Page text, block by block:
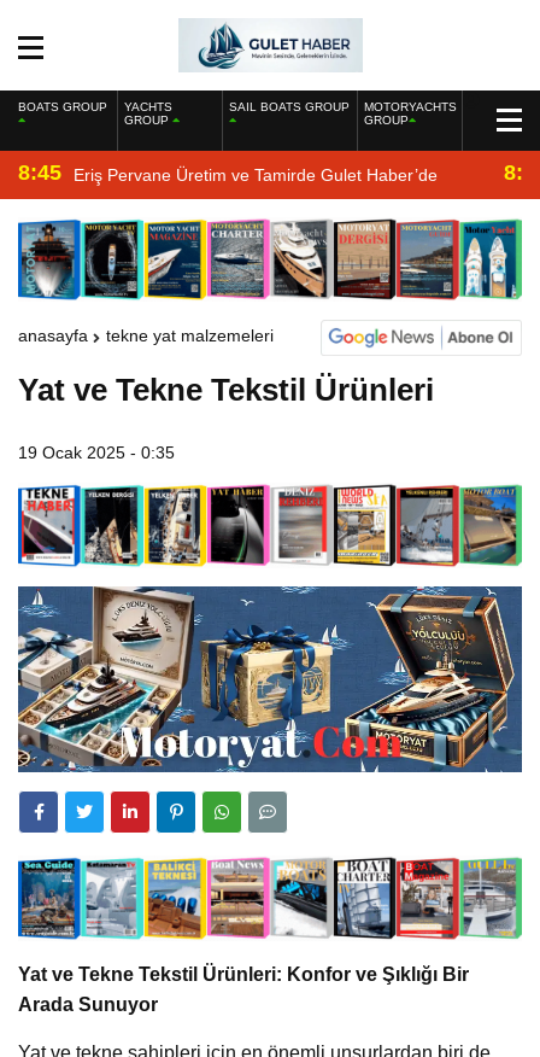
BOATS GROUP
YACHTS
GROUP
SAIL BOATS GROUP
MOTORYACHTS
GROUP
8:45 Eriş Pervane Üretim ve Tamirde Gulet Haber’de
anasayfa tekne yat malzemeleri
Yat ve Tekne Tekstil Ürünleri
19 Ocak 2025 - 0:35
Yat ve Tekne Tekstil Ürünleri: Konfor ve Şıklığı Bir
Arada Sunuyor
Yat ve tekne sahipleri için en önemli unsurlardan biri de